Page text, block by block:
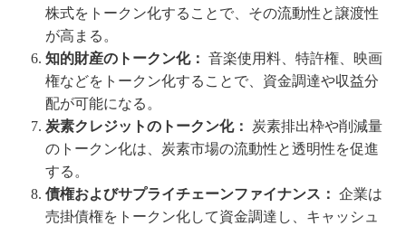
株式をトークン化することで、その流動性と譲渡性
が高まる。
知的財産のトークン化： 音楽使用料、特許権、映画
権などをトークン化することで、資金調達や収益分
配が可能になる。
炭素クレジットのトークン化：
炭素排出枠や削減量
のトークン化は、炭素市場の流動性と透明性を促進
する。
債権およびサプライチェーンファイナンス： 企業は
売掛債権をトークン化して資金調達し、キャッシュ